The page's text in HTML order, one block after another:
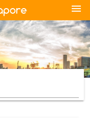
menu